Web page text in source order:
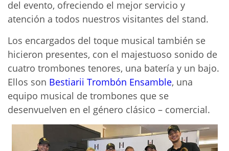
del evento, ofreciendo el mejor servicio y
atención a todos nuestros visitantes del stand.
Los encargados del toque musical también se
hicieron presentes, con el majestuoso sonido de
cuatro trombones tenores, una batería y un bajo.
Ellos son Bestiarii Trombón Ensamble, una
equipo musical de trombones que se
desenvuelven en el género clásico – comercial.